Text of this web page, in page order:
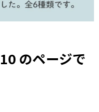
のページで